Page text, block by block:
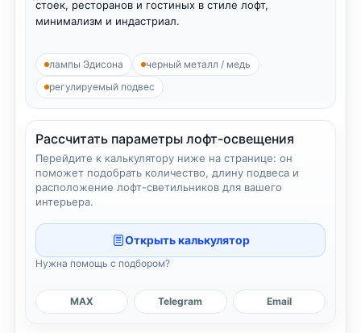
стоек, ресторанов и гостиных в стиле лофт,
минимализм и индастриал.
лампы Эдисона
черный металл / медь
регулируемый подвес
Рассчитать параметры лофт-освещения
Перейдите к калькулятору ниже на странице: он
поможет подобрать количество, длину подвеса и
расположение лофт-светильников для вашего
интерьера.
Открыть калькулятор
Нужна помощь с подбором?
MAX Telegram Email